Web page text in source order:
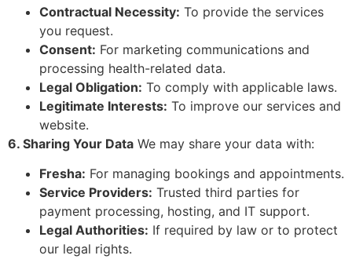
Contractual Necessity: To provide the services
you request.
Consent: For marketing communications and
processing health-related data.
Legal Obligation: To comply with applicable laws.
Legitimate Interests: To improve our services and
website.
6. Sharing Your Data We may share your data with:
Fresha: For managing bookings and appointments.
Service Providers: Trusted third parties for
payment processing, hosting, and IT support.
Legal Authorities: If required by law or to protect
our legal rights.